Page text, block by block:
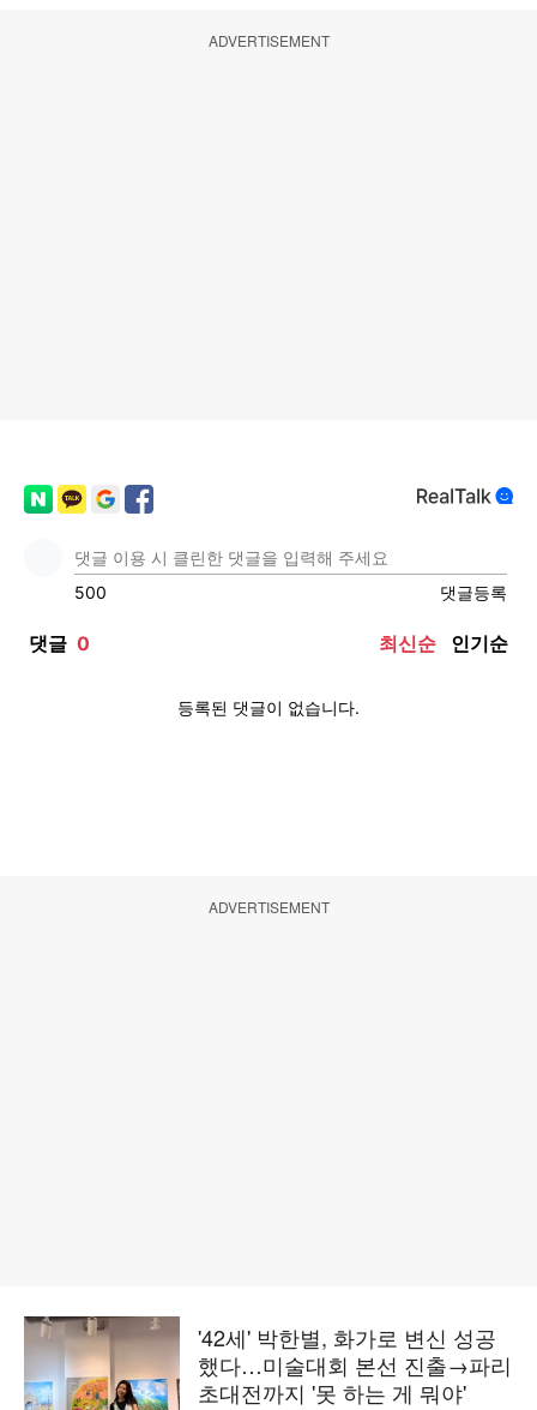
ADVERTISEMENT
ADVERTISEMENT
'42세' 박한별, 화가로 변신 성공
했다…미술대회 본선 진출→파리
초대전까지 '못 하는 게 뭐야'